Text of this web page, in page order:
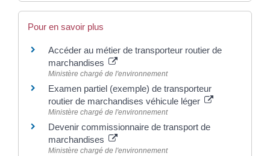
Pour en savoir plus
Accéder au métier de transporteur routier de
marchandises
Ministère chargé de l'environnement
Examen partiel (exemple) de transporteur
routier de marchandises véhicule léger
Ministère chargé de l'environnement
Devenir commissionnaire de transport de
marchandises
Ministère chargé de l'environnement